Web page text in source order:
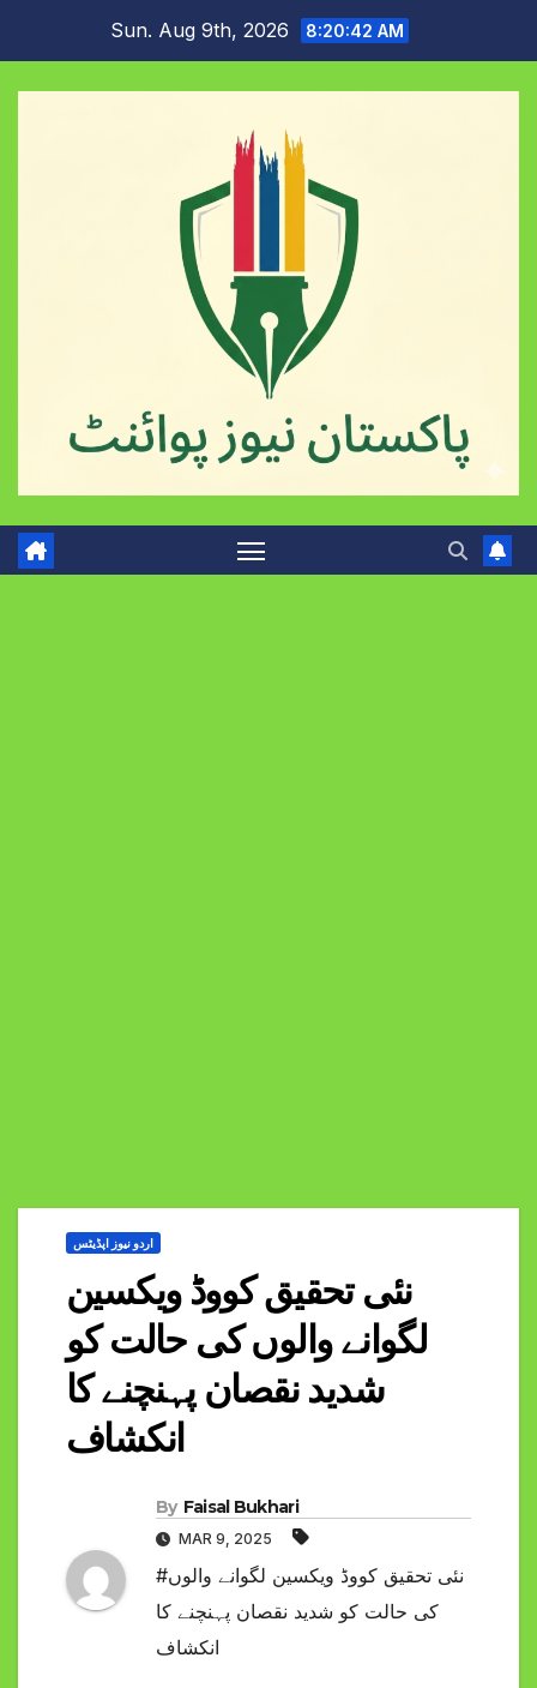
content
Sun. Aug 9th, 2026 8:20:43 AM
اردو نیوز اپڈیٹس
نئی تحقیق کووڈ ویکسین
لگوانے والوں کی حالت کو
شدید نقصان پہنچنے کا
انکشاف
By Faisal Bukhari
MAR 9, 2025
#نئی تحقیق کووڈ ویکسین لگوانے والوں
کی حالت کو شدید نقصان پہنچنے کا
انکشاف